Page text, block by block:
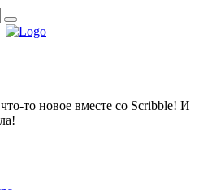
то новое вместе со Scribble! И